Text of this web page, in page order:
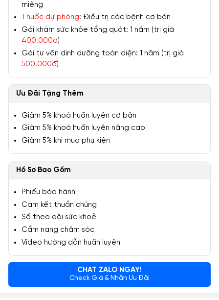
miệng
Thuốc dự phòng: Điều trị các bệnh cơ bản
Gói khám sức khỏe tổng quát: 1 năm (trị giá
400.000đ)
Gói tư vấn dinh dưỡng toàn diện: 1 năm (trị giá
500.000đ)
Ưu Đãi Tặng Thêm
Giảm 5% khoá huấn luyện cơ bản
Giảm 5% khoá huấn luyện nâng cao
Giảm 5% khi mua phụ kiện
Hồ Sơ Bao Gồm
Phiếu bảo hành
Cam kết thuần chủng
Sổ theo dõi sức khoẻ
Cẩm nang chăm sóc
Video hướng dẫn huấn luyện
CHAT ZALO NGAY!
Check Giá & Nhận Ưu Đãi